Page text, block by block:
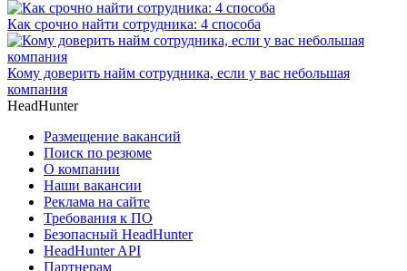
Как срочно найти сотрудника: 4 способа
Кому доверить найм сотрудника, если у вас небольшая
компания
HeadHunter
Размещение вакансий
Поиск по резюме
О компании
Наши вакансии
Реклама на сайте
Требования к ПО
Безопасный HeadHunter
HeadHunter API
Партнерам